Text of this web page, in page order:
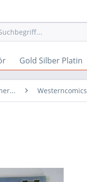
Gold Silber Platin
Westerncomics